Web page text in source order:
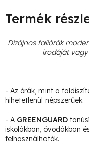
Termék
Dizájnos faliórák
irodáját
- Az órák, mint a
hihetetlenül népszerűek.
- A GREENGUARD
iskolákban, óvodákban
felhasználhatók.